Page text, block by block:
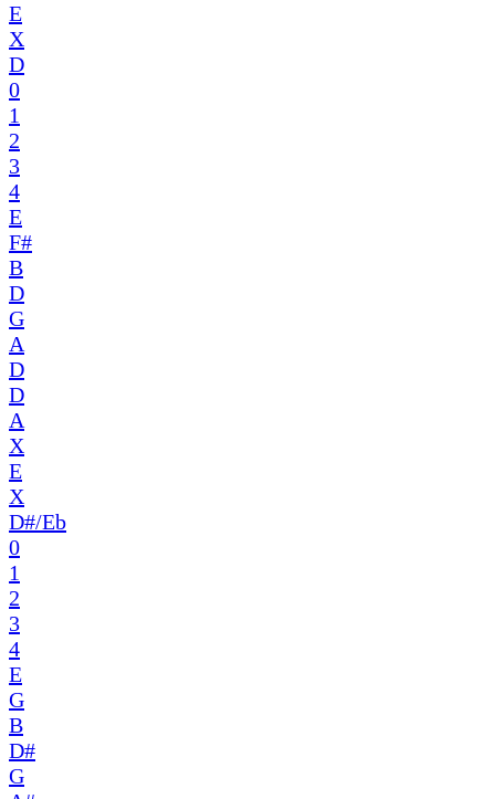
E
X
D
0
1
2
3
4
E
F#
B
D
G
A
D
D
A
X
E
X
D#/Eb
0
1
2
3
4
E
G
B
D#
G